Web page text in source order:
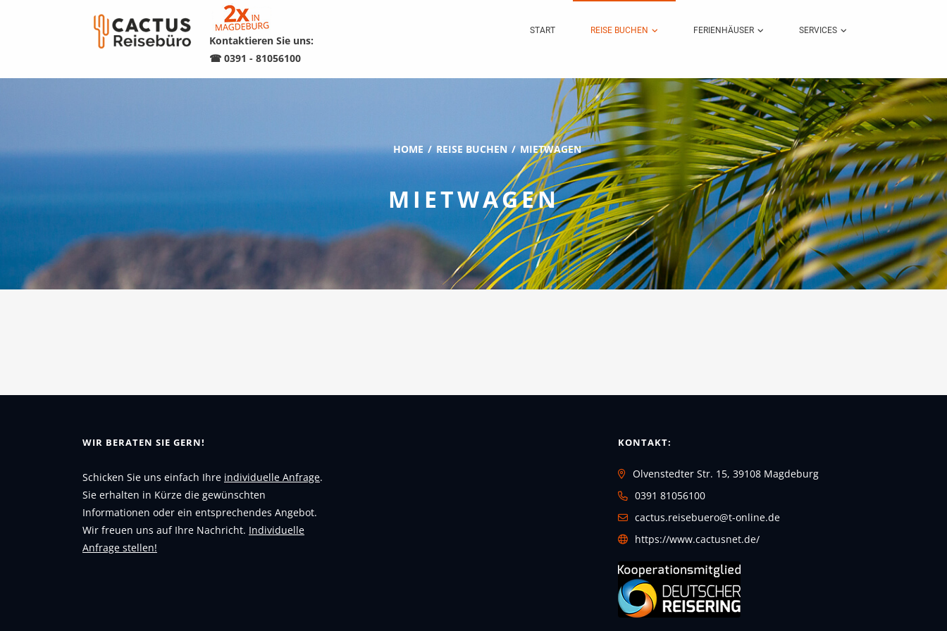
Kontaktieren Sie uns:
☎ 0391 - 81056100
START REISE BUCHEN FERIENHÄUSER SERVICES
HOME REISE BUCHEN MIETWAGEN
MIETWAGEN
WIR BERATEN SIE GERN!
Schicken Sie uns einfach Ihre individuelle Anfrage.
Sie erhalten in Kürze die gewünschten
Informationen oder ein entsprechendes Angebot.
Wir freuen uns auf Ihre Nachricht. Individuelle
Anfrage stellen!
KONTAKT:
Olvenstedter Str. 15, 39108 Magdeburg
0391 81056100
cactus.reisebuero@t-online.de
https://www.cactusnet.de/